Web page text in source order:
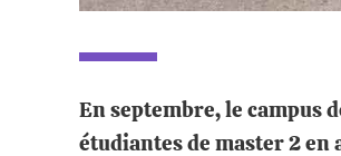
En septembre, le campus
étudiantes de master 2 en